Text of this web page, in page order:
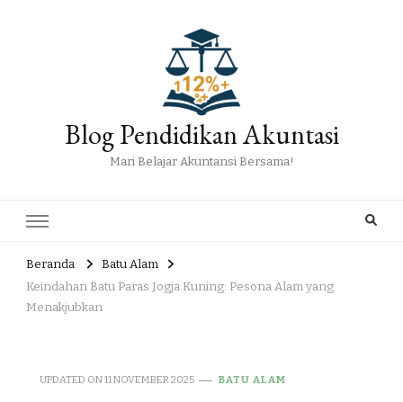
Blog Pendidikan Akuntasi
Mari Belajar Akuntansi Bersama!
Beranda
Batu Alam
Keindahan Batu Paras Jogja Kuning: Pesona Alam yang
Menakjubkan
UPDATED ON11 NOVEMBER 2025 BATU ALAM